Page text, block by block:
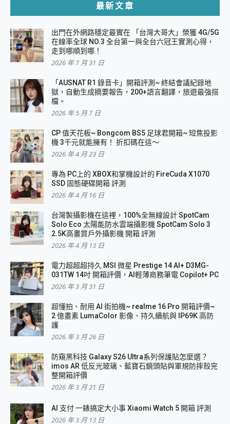
最新文章
出門在外網路穩定最實在 「台灣大哥大」榮獲 4G/5G
在線率全球 NO.3 全台第一與全台六冠王實測心得，
走到哪順到哪！
2026 年 7 月 31 日
「AUSNAT R1 錄音卡」開箱評測~ 終結會議紀錄地
獄，自動生成摘要報告，200+語言翻譯，旅遊最強搭
檔。
2026 年 5 月 7 日
CP 值天花板~ Bongcom BS5 足球君開箱~ 短焦投影
機 3千元就能擁有！ 折扣碼在這～
2026 年 4 月 23 日
專為 PC上的 XBOX和掌機設計的 FireCuda X1070
SSD 固態硬碟開箱 評測
2026 年 4 月 16 日
台灣製攝影機在這裡，100%全無線設計 SpotCam
Solo Eco 太陽能防水雲端攝影機 SpotCam Solo 3
2.5K高畫質戶外攝影機 開箱 評測
2026 年 4 月 13 日
電力超超超持久 MSI 微星 Prestige 14 AI+ D3MG-
031TW 14吋 開箱評價，AI輕薄商務筆電 Copilot+ PC
2026 年 3 月 31 日
超懂拍、耐用 AI 街拍機~ realme 16 Pro 開箱評價~
2 億畫素 LumaColor 影像、持久續航與 IP69K 高防
護
2026 年 3 月 26 日
防窺黑科技 Galaxy S26 Ultra系列保護貼怎麼選？
imos AR 低反光玻璃、藍寶石鏡頭貼與軍規防摔殼完
整開箱評價
2026 年 3 月 21 日
AI 支付 一錶搞定大小事 Xiaomi Watch 5 開箱 評測
2026 年 3 月 13 日